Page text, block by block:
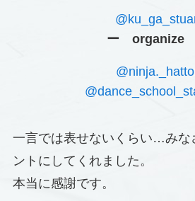
ー organize
一言では表せないくらい…みな
ントにしてくれました。
本当に感謝です。